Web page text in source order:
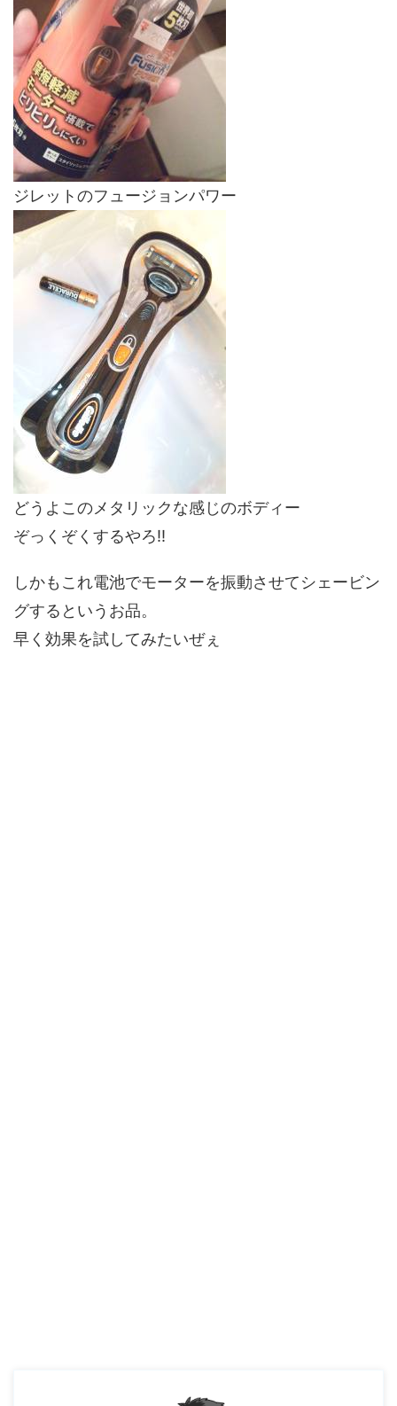
ジレットのフュージョンパワー
どうよこのメタリックな感じのボディー
ぞっくぞくするやろ!!
しかもこれ電池でモーターを振動させてシェービン
グするというお品。
早く効果を試してみたいぜぇ